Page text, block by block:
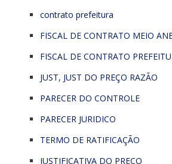
contrato prefeitura
FISCAL DE CONTRATO MEIO
FISCAL DE CONTRATO
JUST, JUST DO PREÇO RAZÃO
PARECER DO CONTROLE
PARECER JURIDICO
TERMO DE RATIFICAÇÃO
JUSTIFICATIVA DO PREÇO